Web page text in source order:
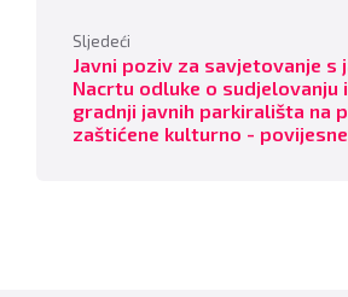
Sljedeći
Javni poziv za savjetovanje s
Nacrtu odluke o sudjelovanju
gradnji javnih parkirališta na
zaštićene kulturno -